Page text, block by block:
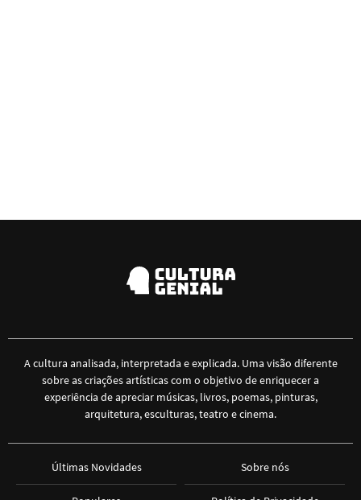
A cultura analisada, interpretada e explicada. Uma visão diferente
sobre as criações artísticas com o objetivo de enriquecer a
experiência de apreciar músicas, livros, poemas, pinturas,
arquitetura, esculturas, teatro e cinema.
Últimas Novidades Sobre nós